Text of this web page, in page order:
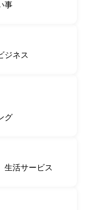
事
ジネス
グ
生活サービス